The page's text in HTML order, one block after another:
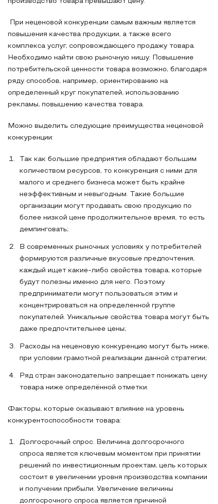
При неценовой конкуренции самым важным является
повышения качества продукции, а также всего
комплекса услуг, сопровождающего продажу товара.
Необходимо найти свою рыночную нишу. Повышение
потребительской ценности товара возможно, благодаря
ряду способов, например, ориентированию на
определенный круг покупателей, использованию
рекламы, повышению качества товара.
Можно выделить следующие преимущества неценовой
конкуренции:
Так как большие предприятия обладают большим
количеством ресурсов, то конкуренция с ними для
малого и среднего бизнеса может быть крайне
неэффективным и невыгодным. Такие большие
организации могут продавать свою продукцию по
более низкой цене продолжительное время, то есть
демпинговать;
В современных рыночных условиях у потребителей
формируются различные вкусовые предпочтения,
каждый ищет какие-либо свойства товара, которые
будут полезны именно для него. Поэтому
предприниматели могут пользоваться этим и
концентрироваться на определенной группе
покупателей. Уникальные свойства товара могут быть
даже предпочтительнее цены;
Расходы на неценовую конкуренцию могут быть ниже,
при условии грамотной реализации данной стратегии;
Ряд стран законодательно запрещает понижать цену
товара ниже определённой отметки.
Факторы, которые оказывают влияние на уровень
конкурентоспособности товара:
Долгосрочный спрос. Величина долгосрочного
спроса является ключевым моментом при принятии
решений по инвестиционным проектам, цель которых
состоит в увеличении уровня производства компании
и получении прибыли. Увеличение величины
долгосрочного спроса является причиной